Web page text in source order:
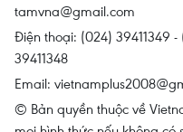
tamvna@gmail.com
Điện thoại: (024) 39411349 -
39411348
Email:
© Bản quyền thuộc về